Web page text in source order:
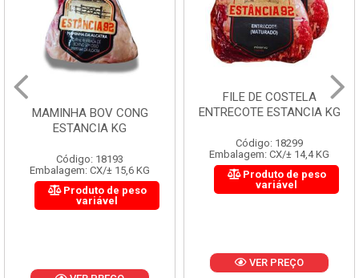
MAMINHA BOV CONG
ESTANCIA KG
Código: 18193
Embalagem: CX/± 15,6 KG
Produto de peso
variável
FILE DE COSTELA
ENTRECOTE ESTANCIA KG
Código: 18299
Embalagem: CX/± 14,4 KG
Produto de peso
variável
VER PREÇO